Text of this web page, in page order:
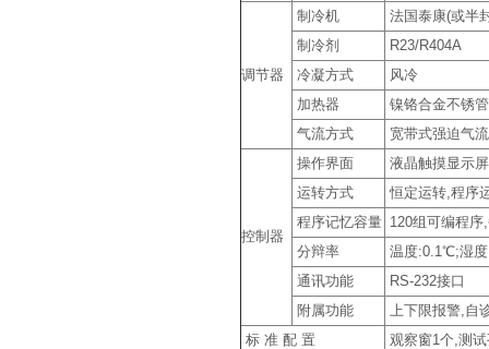
调节器
制冷机
法国泰康(或半
制冷剂
R23/R404A
冷凝方式
风冷
加热器
镍铬合金不锈
气流方式
宽带式强迫气
控制器
操作界面
液晶触摸显示
运转方式
恒定运转,程序
程序记忆容量 120组可编程序
分辩率
温度:0.1℃;湿
通讯功能
RS-232接口
附属功能
上下限报警,自
标 准 配 置
观察窗1个,测